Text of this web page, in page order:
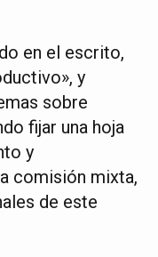
en el escrito,
y
sobre
fijar una hoja
y
comisión mixta,
de este